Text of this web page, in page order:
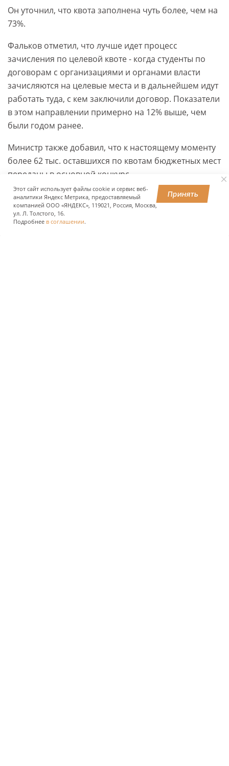
Он уточнил, что квота заполнена чуть более, чем на
73%.
Фальков отметил, что лучше идет процесс
зачисления по целевой квоте - когда студенты по
договорам с организациями и органами власти
зачисляются на целевые места и в дальнейшем идут
работать туда, с кем заключили договор. Показатели
в этом направлении примерно на 12% выше, чем
были годом ранее.
Министр также добавил, что к настоящему моменту
более 62 тыс. оставшихся по квотам бюджетных мест
переданы в основной конкурс.
ПОДЕЛИТЬСЯ
Этот сайт использует файлы cookie и сервис веб-
аналитики Яндекс Метрика, предоставляемый
компанией ООО «ЯНДЕКС», 119021, Россия, Москва,
ул. Л. Толстого, 16.
Подробнее в соглашении.
Принять